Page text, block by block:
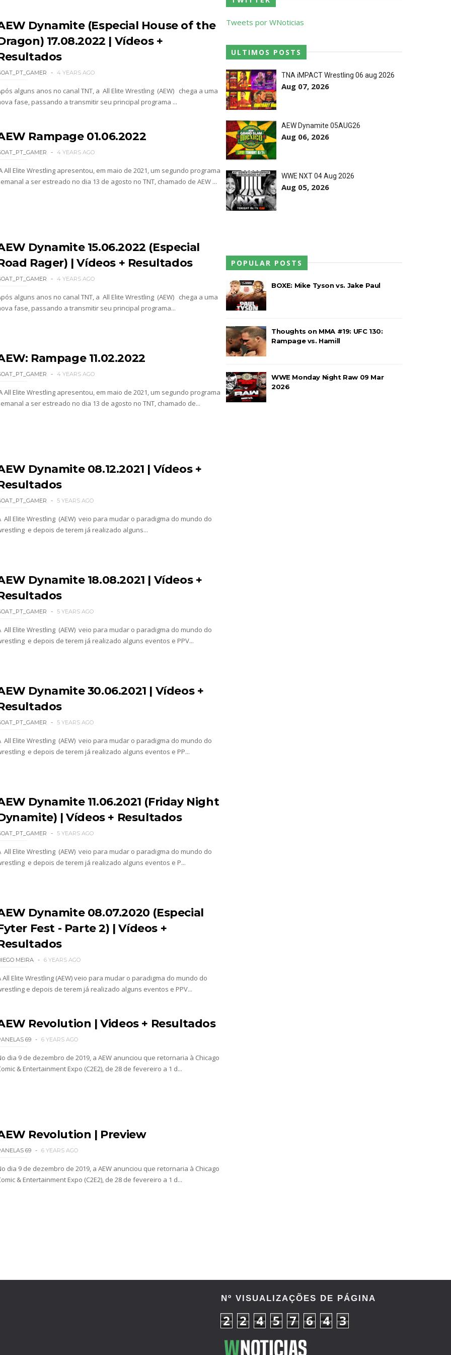
responde a críticas e deixa aviso claro aos lutadores da WWE
Bully Ray critica promo de Big Cass e sugere utilização de frases icónicas
Will Ospreay supera Mark Davis num brutal Street Fight com arame farpado
King, Bandido e Hangman Page conquistam os títulos no Grand Slam Mexico
SLAM MEXICO: Persephone supera Kris Statlander após interferência decisiva de
Jericho, Místico e Darby Allin superam The Don Callis Family no Grand Slam Mexico
Fletcher supera Speedball Mike Bailey em combate brutal no Grand Slam Mexico
PARA O ALL IN: Willow Nightingale e The Brawling Birds levam a melhor no Grand
Andrade El Idolo vence combate de tripla ameaça no Grand Slam Mexico e é
Riders vencem confronto caótico após confusão entre Adam Copeland e Young Bucks
derrota no Underground Match
boas-vindas ao primeiro filho
no SummerSlam
Fatu destrói Royce Keys em Street Fight e troca gestos tensos com Roman Reigns
e Penta superam armadilhas de Dominik Mysterio e JD McDonagh
na WrestleMania 43
Dynamite (Especial House of the
17.08.2022 | Vídeos +
4 YEARS AGO
alguns anos no canal TNT, a All Elite Wrestling (AEW) chega a uma
fase, passando a transmitir seu principal programa ...
Rampage 01.06.2022
4 YEARS AGO
All Elite Wrestling apresentou, em maio de 2021, um segundo programa
a ser estreado no dia 13 de agosto no TNT, chamado de AEW ...
Dynamite 15.06.2022 (Especial
Rager) | Vídeos + Resultados
4 YEARS AGO
alguns anos no canal TNT, a All Elite Wrestling (AEW) chega a uma
fase, passando a transmitir seu principal programa...
Rampage 11.02.2022
4 YEARS AGO
All Elite Wrestling apresentou, em maio de 2021, um segundo programa
a ser estreado no dia 13 de agosto no TNT, chamado de...
Dynamite 08.12.2021 | Vídeos +
5 YEARS AGO
All Elite Wrestling (AEW) veio para mudar o paradigma do mundo do
e depois de terem já realizado alguns...
Dynamite 18.08.2021 | Vídeos +
5 YEARS AGO
All Elite Wrestling (AEW) veio para mudar o paradigma do mundo do
e depois de terem já realizado alguns eventos e PPV...
Dynamite 30.06.2021 | Vídeos +
5 YEARS AGO
All Elite Wrestling (AEW) veio para mudar o paradigma do mundo do
e depois de terem já realizado alguns eventos e PP...
Dynamite 11.06.2021 (Friday Night
| Vídeos + Resultados
5 YEARS AGO
All Elite Wrestling (AEW) veio para mudar o paradigma do mundo do
e depois de terem já realizado alguns eventos e P...
Dynamite 08.07.2020 (Especial
Fest - Parte 2) | Vídeos +
MEIRA 6 YEARS AGO
All Elite Wrestling (AEW) veio para mudar o paradigma do mundo do
e depois de terem já realizado alguns eventos e PPV...
Revolution | Videos + Resultados
69 6 YEARS AGO
dia 9 de dezembro de 2019, a AEW anunciou que retornaria à Chicago
& Entertainment Expo (C2E2), de 28 de fevereiro a 1 d...
Revolution | Preview
69 6 YEARS AGO
dia 9 de dezembro de 2019, a AEW anunciou que retornaria à Chicago
& Entertainment Expo (C2E2), de 28 de fevereiro a 1 d...
Tweets por WNoticias
ULTIMOS POSTS
TNA iMPACT Wrestling 06 aug 2026
Aug 07, 2026
AEW Dynamite 05AUG26
Aug 06, 2026
WWE NXT 04 Aug 2026
Aug 05, 2026
POPULAR POSTS
BOXE: Mike Tyson vs. Jake Paul
Thoughts on MMA #19: UFC 130:
Rampage vs. Hamill
WWE Monday Night Raw 09 Mar
2026
Nº VISUALIZAÇÕES DE PÁGINA
2 2 4 5 7 6 4 3